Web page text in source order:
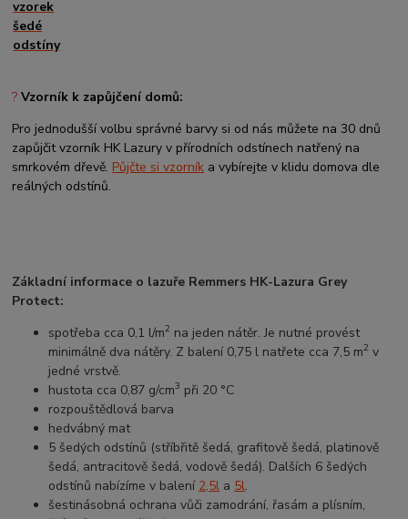
?Vzorník k zapůjčení domů:
Pro jednodušší volbu správné barvy si od nás můžete na 30 dnů
zapůjčit vzorník HK Lazury v přírodních odstínech natřený na
smrkovém dřevě. Půjčte si vzorník a vybírejte v klidu domova dle
reálných odstínů.
Základní informace o lazuře Remmers HK-Lazura Grey
Protect:
spotřeba cca 0,1 l/m2 na jeden nátěr. Je nutné provést
minimálně dva nátěry. Z balení 0,75 l natřete cca 7,5 m2 v
jedné vrstvě.
hustota cca 0,87 g/cm3 při 20 °C
rozpouštědlová barva
hedvábný mat
5 šedých odstínů (stříbřitě šedá, grafitově šedá, platinově
šedá, antracitově šedá, vodově šedá). Dalších 6 šedých
odstínů nabízíme v balení 2,5l a 5l.
šestinásobná ochrana vůči zamodrání, řasám a plísním,